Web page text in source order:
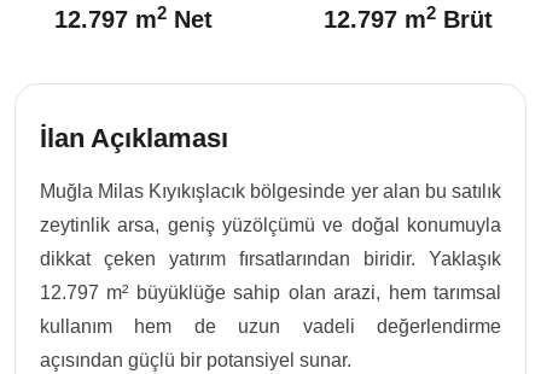
12.797 m2 Net 12.797 m2Brüt
İlan Açıklaması
Muğla Milas Kıyıkışlacık bölgesinde yer alan bu satılık
zeytinlik arsa, geniş yüzölçümü ve doğal konumuyla
dikkat çeken yatırım fırsatlarından biridir. Yaklaşık
12.797 m² büyüklüğe sahip olan arazi, hem tarımsal
kullanım hem de uzun vadeli değerlendirme
açısından güçlü bir potansiyel sunar.